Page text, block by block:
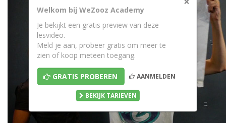
Welkom bij WeZooz Academy
Je bekijkt een gratis preview van deze
lesvideo.
Meld je aan, probeer gratis om meer te
zien of koop meteen toegang.
GRATIS PROBEREN AANMELDEN
BEKIJK TARIEVEN